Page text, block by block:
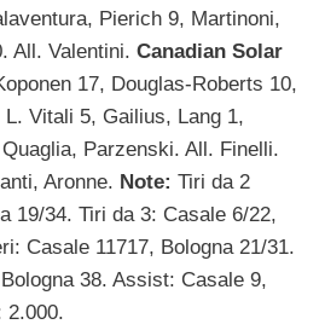
Pierich 9, Martinoni,
All. Valentini. Canadian Solar
17, Douglas-Roberts 10,
Vitali 5, Gailius, Lang 1,
Parzenski. All. Finelli.
Aronne. Note: Tiri da 2
19/34. Tiri da 3: Casale 6/22,
Casale 11717, Bologna 21/31.
38. Assist: Casale 9,
2.000.